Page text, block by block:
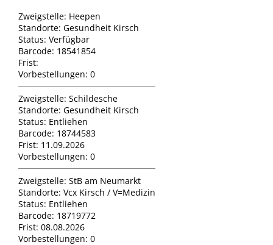
Zweigstelle: Heepen
Standorte: Gesundheit Kirsch
Status: Verfügbar
Barcode: 18541854
Frist:
Vorbestellungen: 0
Zweigstelle: Schildesche
Standorte: Gesundheit Kirsch
Status: Entliehen
Barcode: 18744583
Frist: 11.09.2026
Vorbestellungen: 0
Zweigstelle: StB am Neumarkt
Standorte: Vcx Kirsch / V=Medizin
Status: Entliehen
Barcode: 18719772
Frist: 08.08.2026
Vorbestellungen: 0